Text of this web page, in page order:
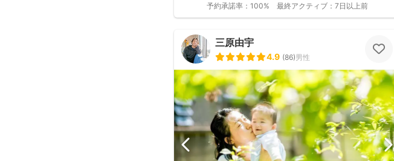
予約承諾率： 100% 最終アクティブ： 7日以上前
三原由宇
4.9 (86)男性